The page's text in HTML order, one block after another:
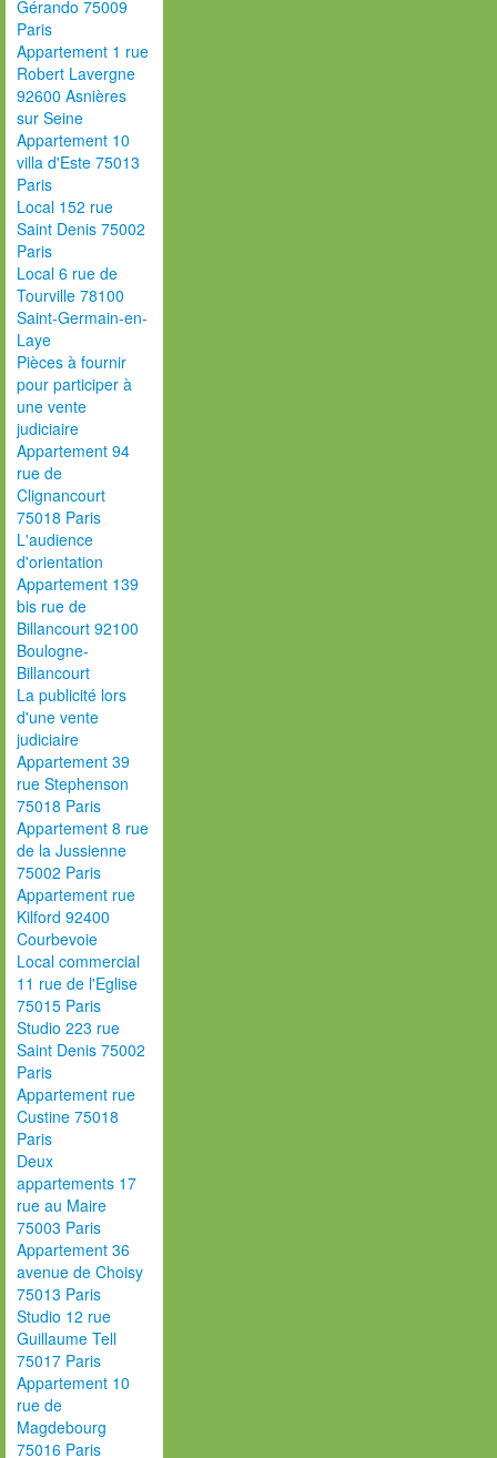
Gérando 75009
Paris
Appartement 1 rue
Robert Lavergne
92600 Asnières
sur Seine
Appartement 10
villa d'Este 75013
Paris
Local 152 rue
Saint Denis 75002
Paris
Local 6 rue de
Tourville 78100
Saint-Germain-en-
Laye
Pièces à fournir
pour participer à
une vente
judiciaire
Appartement 94
rue de
Clignancourt
75018 Paris
L'audience
d'orientation
Appartement 139
bis rue de
Billancourt 92100
Boulogne-
Billancourt
La publicité lors
d'une vente
judiciaire
Appartement 39
rue Stephenson
75018 Paris
Appartement 8 rue
de la Jussienne
75002 Paris
Appartement rue
Kilford 92400
Courbevoie
Local commercial
11 rue de l'Eglise
75015 Paris
Studio 223 rue
Saint Denis 75002
Paris
Appartement rue
Custine 75018
Paris
Deux
appartements 17
rue au Maire
75003 Paris
Appartement 36
avenue de Choisy
75013 Paris
Studio 12 rue
Guillaume Tell
75017 Paris
Appartement 10
rue de
Magdebourg
75016 Paris